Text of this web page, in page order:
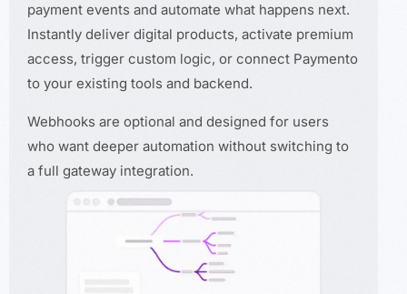
payment events and automate what happens next.
Instantly deliver digital products, activate premium
access, trigger custom logic, or connect Paymento
to your existing tools and backend.
Webhooks are optional and designed for users
who want deeper automation without switching to
a full gateway integration.